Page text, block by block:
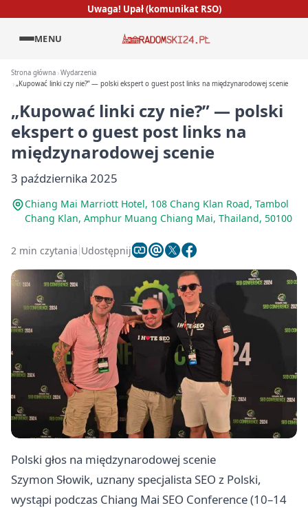
Uwaga! Upał (komunikat RSO)
MENU
Strona główna Wydarzenia
„Kupować linki czy nie?” — polski ekspert o guest post links na międzynarodowej scenie
„Kupować linki czy nie?” — polski
ekspert o guest post links na
międzynarodowej scenie
3 października 2025
Chiang Mai Marriott Hotel, 108 Chang Klan Road, Tambol
Chang Klan, Amphur Muang Chiang Mai, Thailand, 50100
2 min czytania Udostępnij
Polski głos na międzynarodowej scenie
Szymon Słowik, uznany specjalista SEO z Polski,
wystąpi podczas Chiang Mai SEO Conference (10–14